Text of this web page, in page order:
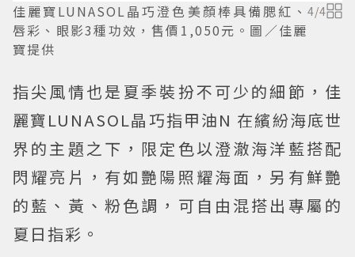
佳麗寶LUNASOL晶巧澄色美顏棒具備腮紅、
唇彩、眼影3種功效，售價1,050元。圖／佳麗
寶提供
4/4
指尖風情也是夏季裝扮不可少的細節，佳
麗寶LUNASOL晶巧指甲油N 在繽紛海底世
界的主題之下，限定色以澄澈海洋藍搭配
閃耀亮片，有如艷陽照耀海面，另有鮮艷
的藍、黃、粉色調，可自由混搭出專屬的
夏日指彩。